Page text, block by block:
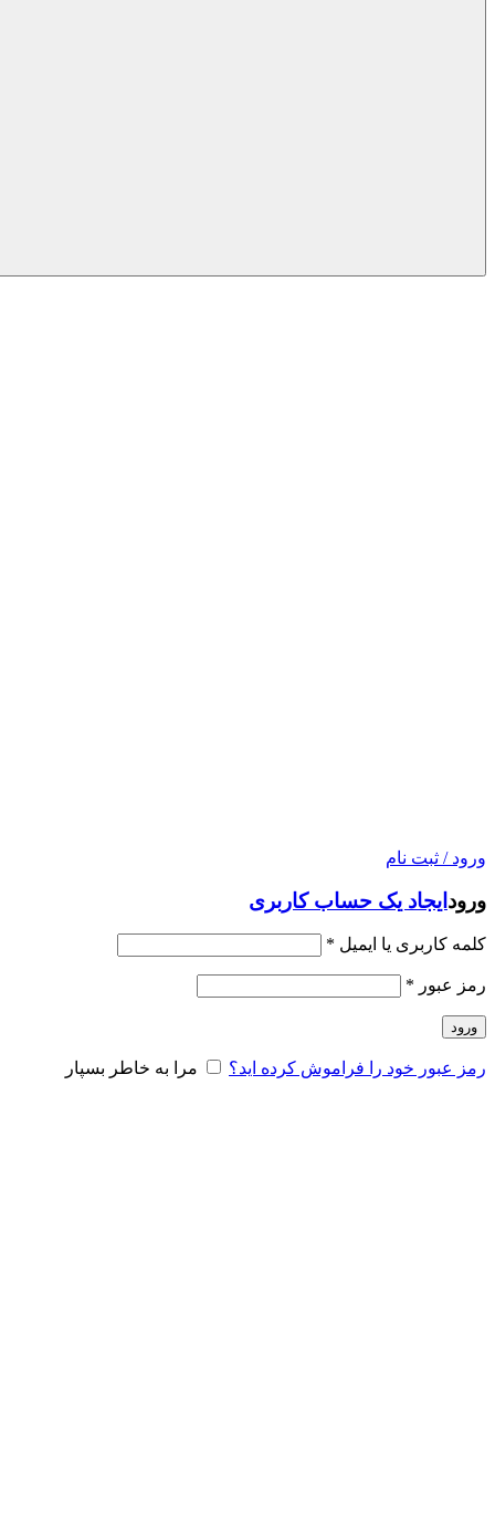
ورود / ثبت نام
ورود ایجاد یک حساب کاربری
کلمه کاربری یا ایمیل *
رمز عبور *
ورود
رمز عبور خود را فراموش کرده اید؟ مرا به خاطر بسپار